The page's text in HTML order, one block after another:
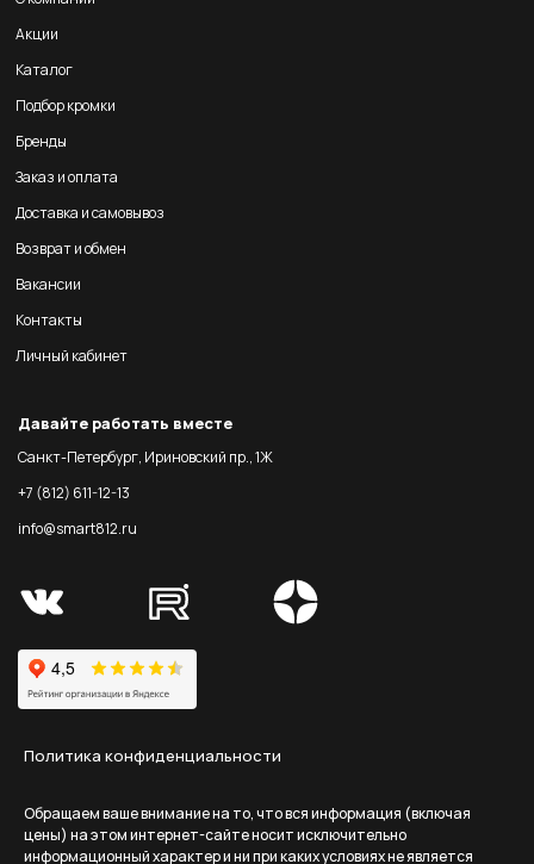
Акции
Каталог
Подбор кромки
Бренды
Заказ и оплата
Доставка и самовывоз
Возврат и обмен
Вакансии
Контакты
Личный кабинет
Давайте работать вместе
Санкт-Петербург, Ириновский пр., 1Ж
+7 (812) 611-12-13
info@smart812.ru
Политика конфиденциальности
Обращаем ваше внимание на то, что вся информация (включая
цены) на этом интернет-сайте носит исключительно
информационный характер и ни при каких условиях не является